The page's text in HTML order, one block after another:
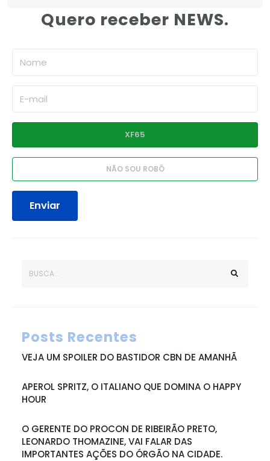
Quero receber NEWS.
Enviar
Posts Recentes
VEJA UM SPOILER DO BASTIDOR CBN DE AMANHÃ
APEROL SPRITZ, O ITALIANO QUE DOMINA O HAPPY
HOUR
O GERENTE DO PROCON DE RIBEIRÃO PRETO,
LEONARDO THOMAZINE, VAI FALAR DAS
IMPORTANTES AÇÕES DO ÓRGÃO NA CIDADE.